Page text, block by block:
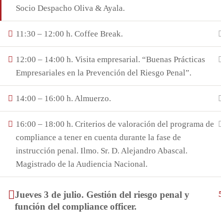
Socio Despacho Oliva & Ayala.
11:30 – 12:00 h. Coffee Break.
12:00 – 14:00 h. Visita empresarial. “Buenas Prácticas
Empresariales en la Prevención del Riesgo Penal”.
14:00 – 16:00 h. Almuerzo.
16:00 – 18:00 h. Criterios de valoración del programa de
compliance a tener en cuenta durante la fase de
instrucción penal. Ilmo. Sr. D. Alejandro Abascal.
Magistrado de la Audiencia Nacional.
Jueves 3 de julio. Gestión del riesgo penal y
función del compliance officer.
I+E 2023 – Todos los derechos reservados